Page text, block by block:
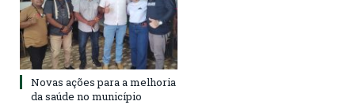
Novas ações para a melhoria
da saúde no município